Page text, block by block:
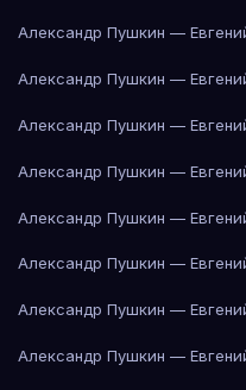
Александр Пушкин —
Александр Пушкин —
Александр Пушкин —
Александр Пушкин —
Александр Пушкин —
Александр Пушкин —
Александр Пушкин —
Александр Пушкин —